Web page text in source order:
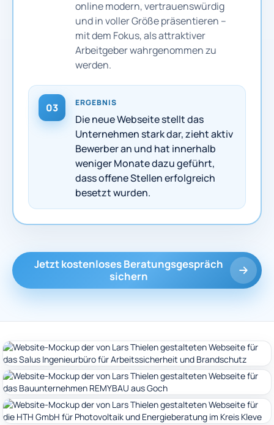
online modern, vertrauenswürdig
und in voller Größe präsentieren –
mit dem Fokus, als attraktiver
Arbeitgeber wahrgenommen zu
werden.
03 ERGEBNIS
Die neue Webseite stellt das
Unternehmen stark dar, zieht aktiv
Bewerber an und hat innerhalb
weniger Monate dazu geführt,
dass offene Stellen erfolgreich
besetzt wurden.
Jetzt kostenloses Beratungsgespräch
sichern